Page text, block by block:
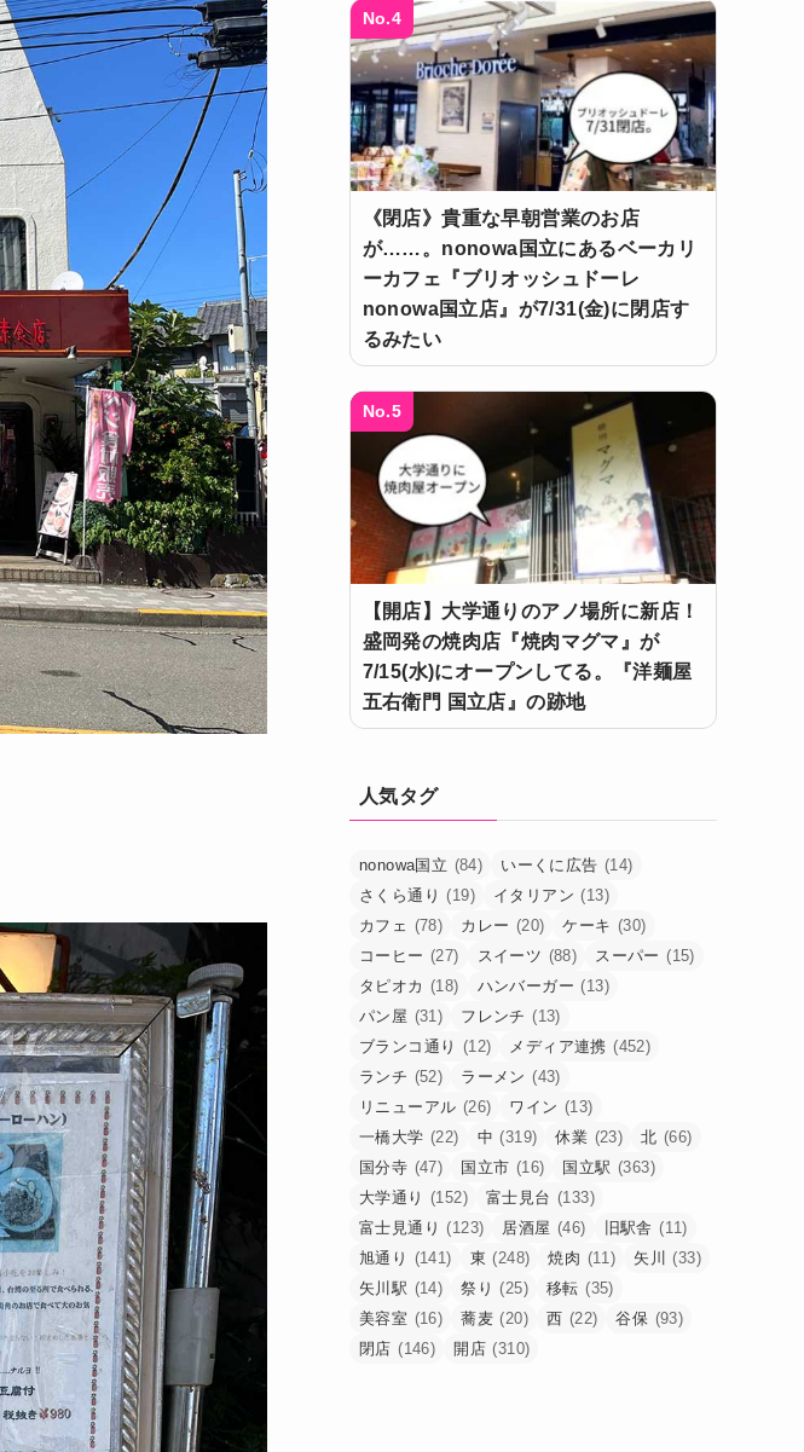
No.4
《閉店》貴重な早朝営業のお店
が……。nonowa国立にあるベーカリ
ーカフェ『ブリオッシュドーレ
nonowa国立店』が7/31(金)に閉店す
るみたい
No.5
【開店】大学通りのアノ場所に新店！
盛岡発の焼肉店『焼肉マグマ』が
7/15(水)にオープンしてる。『洋麺屋
五右衛門 国立店』の跡地
人気タグ
nonowa国立 (84) いーくに広告 (14)
さくら通り (19) イタリアン (13)
カフェ (78) カレー (20) ケーキ (30)
コーヒー (27) スイーツ (88) スーパー (15)
タピオカ (18) ハンバーガー (13)
パン屋 (31) フレンチ (13)
ブランコ通り (12) メディア連携 (452)
ランチ (52) ラーメン (43)
リニューアル (26) ワイン (13)
一橋大学 (22) 中 (319) 休業 (23) 北 (66)
国分寺 (47) 国立市 (16) 国立駅 (363)
大学通り (152) 富士見台 (133)
富士見通り (123) 居酒屋 (46) 旧駅舎 (11)
旭通り (141) 東 (248) 焼肉 (11) 矢川
(33)
矢川駅 (14) 祭り (25) 移転 (35)
美容室 (16) 蕎麦 (20) 西 (22) 谷保 (93)
閉店 (146) 開店 (310)